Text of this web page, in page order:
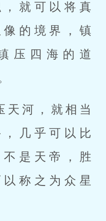
就可以将真
的境界，镇
压四海的道
天河，就相当
几乎可以比
是天帝，胜
称之为众星